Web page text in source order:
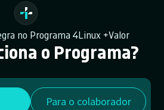
no Programa 4Linux +Valor
o Programa?
Para o colaborador